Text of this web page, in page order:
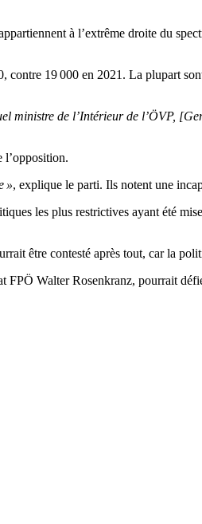
à l’extrême droite du
19 000 en 2021. La plupart
ministre de l’Intérieur de l’ÖVP,
l’opposition.
», explique le parti. Ils notent une
les plus restrictives ayant été
être contesté après tout, car la
FPÖ Walter Rosenkranz, pourrait